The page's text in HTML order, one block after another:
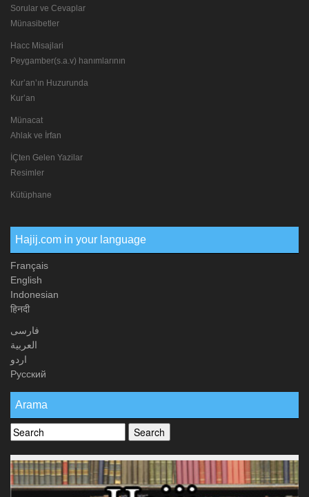
Sorular ve Cevaplar
Münasibetler
Hacc Misajlari
Peygamber(s.a.v) hanımlarının
Kur’an’ın Huzurunda
Kur’an
Münacat
Ahlak ve İrfan
İÇten Gelen Yazilar
Resimler
Kütüphane
Hajij.com in your language
Français
English
Indonesian
हिनदी
فارسی
العربیة
اردو
Русский
Arama